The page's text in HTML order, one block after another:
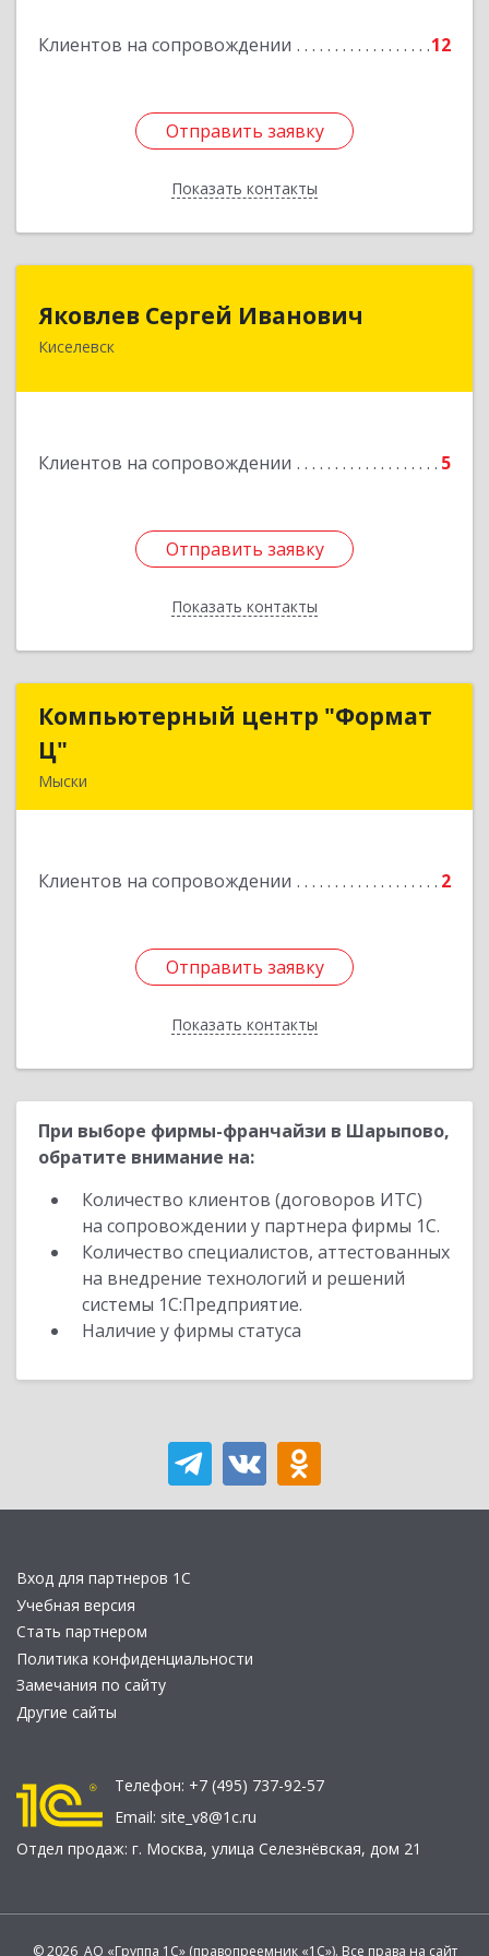
Клиентов на сопровождении 12
Отправить заявку
Показать контакты
Отправить заявку
Назад
Яковлев Сергей Иванович
Киселевск
Клиентов на сопровождении 5
Отправить заявку
Показать контакты
Яковлев Сергей Иванович
650002, Кемеровская обл, г.Кемерово, пр-т
Отправить заявку
Назад
Компьютерный центр "Формат
Ц"
Мыски
Клиентов на сопровождении 2
Отправить заявку
Показать контакты
Компьютерный центр "Формат
Подробнее
Отправить заявку
Назад
При выборе фирмы-франчайзи в Шарыпово,
обратите внимание на:
Количество клиентов (договоров ИТС)
на сопровождении у партнера фирмы 1С.
Количество специалистов, аттестованных
на внедрение технологий и решений
системы 1С:Предприятие.
Наличие у фирмы статуса
Вход для партнеров 1С
Учебная версия
Стать партнером
Политика конфиденциальности
Замечания по сайту
Другие сайты
Телефон: +7 (495) 737-92-57
Email: site_v8@1c.ru
Отдел продаж: г. Москва, улица Селезнёвская, дом 21
© 2026 АО «Группа 1С» (правопреемник «1С»). Все права на сайт